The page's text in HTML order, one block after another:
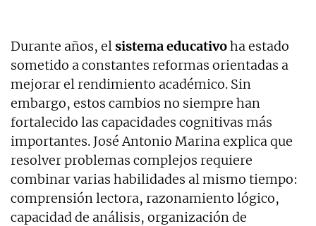
Durante años, elsistema educativoha estado
sometido a constantes reformas orientadas a
mejorar el rendimiento académico. Sin
embargo, estos cambios no siempre han
fortalecido las capacidades cognitivas más
importantes. José Antonio Marina explica que
resolver problemas complejos requiere
combinar varias habilidades al mismo tiempo:
comprensión lectora, razonamiento lógico,
capacidad de análisis, organización de